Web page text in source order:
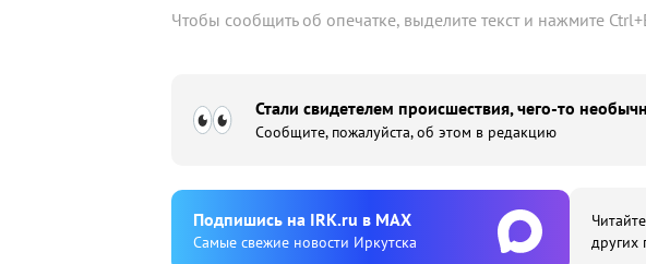
Чтобы сообщить об опечатке, выделите текст и нажмите Ctrl+
Стали свидетелем происшествия, чего-то
Сообщите, пожалуйста, об этом в редакцию
Подпишиcь на IRK.ru в MAX
Cамые свежие новости Иркутска
других